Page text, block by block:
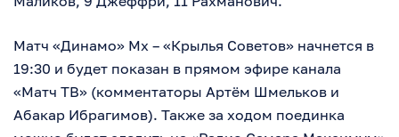
Матч «Динамо» Мх – «Крылья Советов» начнется в
19:30 и будет показан в прямом эфире канала
«Матч ТВ» (комментаторы Артём Шмельков и
Абакар Ибрагимов). Также за ходом поединка